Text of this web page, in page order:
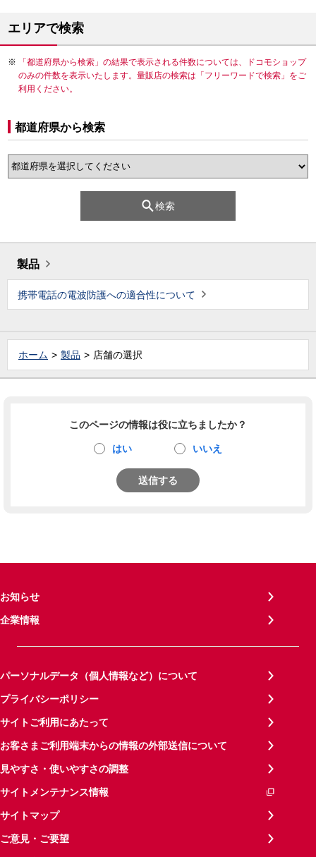
エリアで検索
「都道府県から検索」の結果で表示される件数については、ドコモショップ
のみの件数を表示いたします。量販店の検索は「フリーワードで検索」をご
利用ください。
都道府県から検索
検索
製品
携帯電話の電波防護への適合性について
ホーム 製品 店舗の選択
このページの情報は役に立ちましたか？
はい いいえ
送信する
お知らせ
企業情報
パーソナルデータ（個人情報など）について
プライバシーポリシー
サイトご利用にあたって
お客さまご利用端末からの情報の外部送信について
見やすさ・使いやすさの調整
サイトメンテナンス情報
サイトマップ
ご意見・ご要望